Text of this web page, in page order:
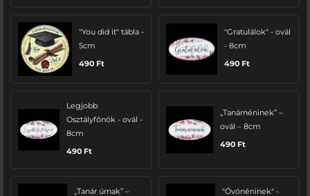
"You did it" tábla -
5cm
490 Ft
"Gratulálok" - ovál
- 8cm
490 Ft
Legjobb
Osztályfőnök - ovál -
8cm
490 Ft
„Tanárnéninek” –
ovál – 8cm
490 Ft
„Tanár úrnak” –
"Óvónéninek" -